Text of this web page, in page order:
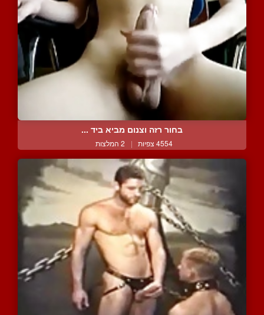
בחור רזה וצנום מביא ביד ...
4554 צפיות | 2 המלצות